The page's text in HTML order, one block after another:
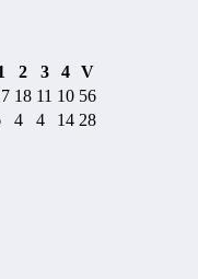
2 3 4 V
18 11 10 56
4 4 14 28